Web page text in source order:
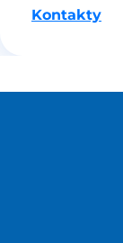
Kontakty